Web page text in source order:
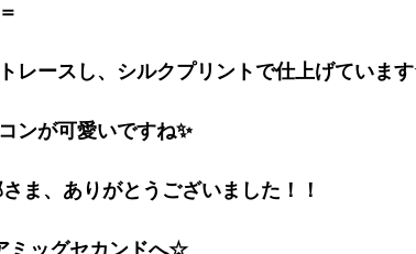
レースし、シルクプリントで仕上げていま
ンが可愛いですね✨
ま、ありがとうございました！！
ミッグセカンドへ☆